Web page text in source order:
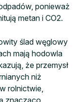
ponieważ
metan i CO2.
ślad węglowy
mają hodowla
że przemysł
niż
rolnictwie,
znacząco